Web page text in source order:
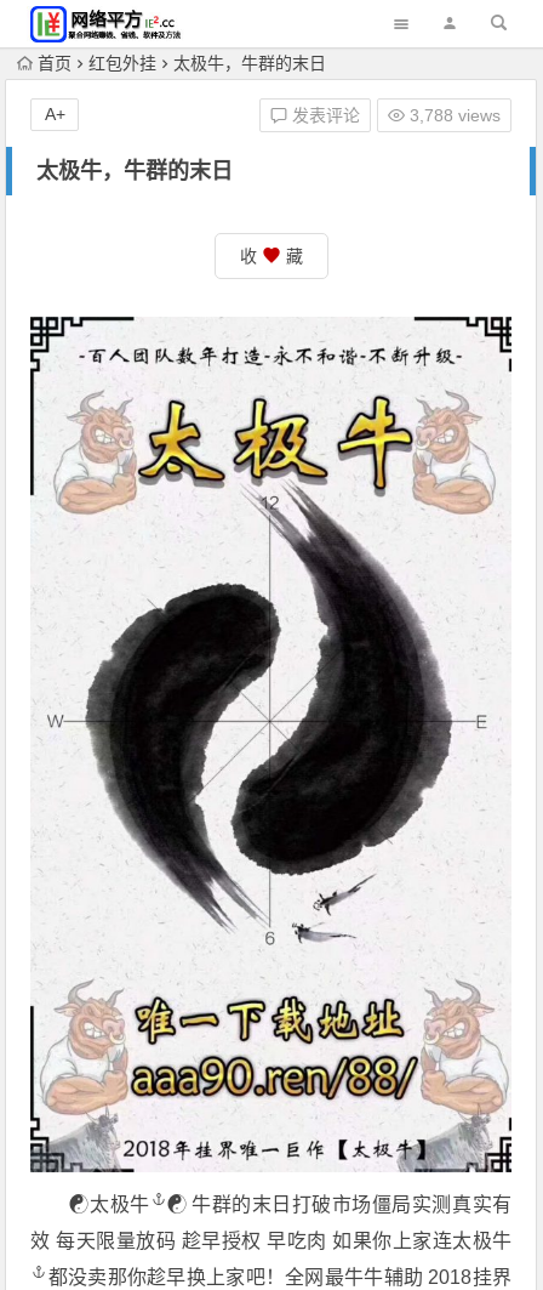
首页 红包外挂 太极牛，牛群的末日
太极牛，牛群的末日
发表评论 3,788 views
A+
收 藏
☯️太极牛
☯️ 牛群的末日打破市场僵局实测真实有
效 每天限量放码 趁早授权 早吃肉 如果你上家连太极牛
都没卖那你趁早换上家吧！全网最牛牛辅助 2018挂界